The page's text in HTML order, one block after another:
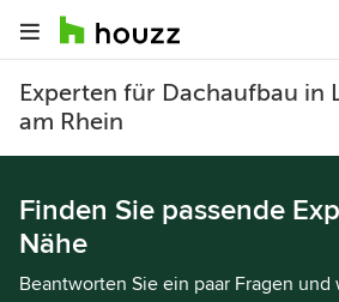
Experten für Dachaufbau in
am Rhein
Finden Sie passende
Nähe
Beantworten Sie ein paar Fragen